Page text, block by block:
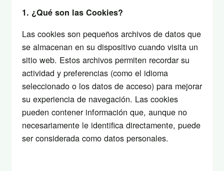
1. ¿Qué son las Cookies?
Las cookies son pequeños archivos de datos que
se almacenan en su dispositivo cuando visita un
sitio web. Estos archivos permiten recordar su
actividad y preferencias (como el idioma
seleccionado o los datos de acceso) para mejorar
su experiencia de navegación. Las cookies
pueden contener información que, aunque no
necesariamente le identifica directamente, puede
ser considerada como datos personales.